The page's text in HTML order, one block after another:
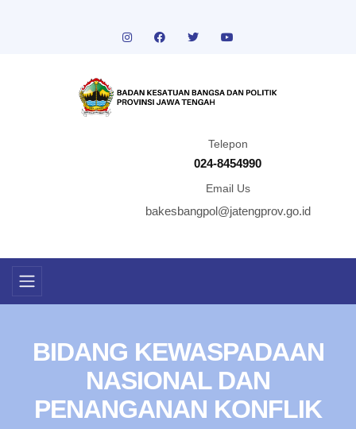
Telepon
024-8454990
Email Us
bakesbangpol@jatengprov.go.id
BIDANG KEWASPADAAN
NASIONAL DAN
PENANGANAN KONFLIK